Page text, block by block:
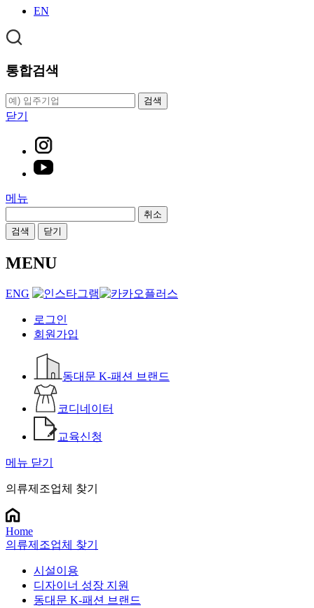
EN
통합검색
검색
닫기
메뉴
취소
검색
닫기
MENU
ENG
로그인
회원가입
동대문 K-패션 브랜드
코디네이터
교육신청
메뉴 닫기
의류제조업체 찾기
Home
의류제조업체 찾기
시설이용
디자이너 성장 지원
동대문 K-패션 브랜드